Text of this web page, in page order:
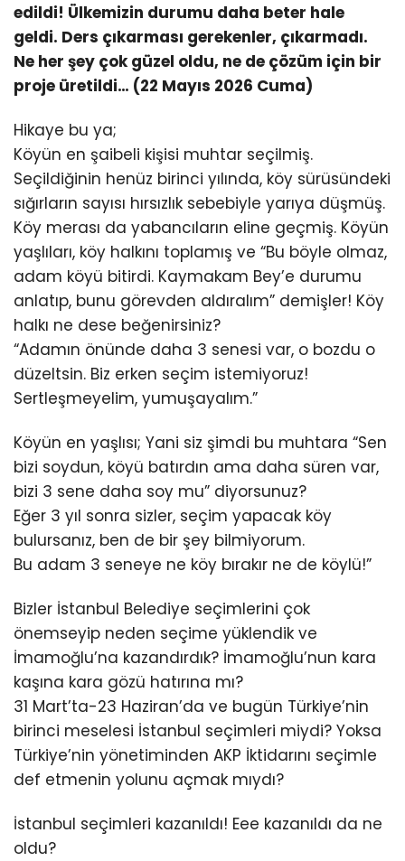
edildi! Ülkemizin durumu daha beter hale
geldi. Ders çıkarması gerekenler, çıkarmadı.
Ne her şey çok güzel oldu, ne de çözüm için bir
proje üretildi… (22 Mayıs 2026 Cuma)
Hikaye bu ya;
Köyün en şaibeli kişisi muhtar seçilmiş.
Seçildiğinin henüz birinci yılında, köy sürüsündeki
sığırların sayısı hırsızlık sebebiyle yarıya düşmüş.
Köy merası da yabancıların eline geçmiş. Köyün
yaşlıları, köy halkını toplamış ve “Bu böyle olmaz,
adam köyü bitirdi. Kaymakam Bey’e durumu
anlatıp, bunu görevden aldıralım” demişler! Köy
halkı ne dese beğenirsiniz?
“Adamın önünde daha 3 senesi var, o bozdu o
düzeltsin. Biz erken seçim istemiyoruz!
Sertleşmeyelim, yumuşayalım.”
Köyün en yaşlısı; Yani siz şimdi bu muhtara “Sen
bizi soydun, köyü batırdın ama daha süren var,
bizi 3 sene daha soy mu” diyorsunuz?
Eğer 3 yıl sonra sizler, seçim yapacak köy
bulursanız, ben de bir şey bilmiyorum.
Bu adam 3 seneye ne köy bırakır ne de köylü!”
Bizler İstanbul Belediye seçimlerini çok
önemseyip neden seçime yüklendik ve
İmamoğlu’na kazandırdık? İmamoğlu’nun kara
kaşına kara gözü hatırına mı?
31 Mart’ta-23 Haziran’da ve bugün Türkiye’nin
birinci meselesi İstanbul seçimleri miydi? Yoksa
Türkiye’nin yönetiminden AKP İktidarını seçimle
def etmenin yolunu açmak mıydı?
İstanbul seçimleri kazanıldı! Eee kazanıldı da ne
oldu?